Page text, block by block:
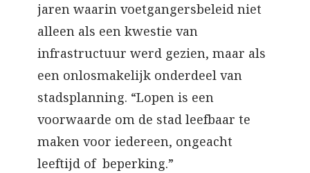
jaren waarin voetgangersbeleid niet
alleen als een kwestie van
infrastructuur werd gezien, maar als
een onlosmakelijk onderdeel van
stadsplanning. “Lopen is een
voorwaarde om de stad leefbaar te
maken voor iedereen, ongeacht
leeftijd of beperking.”